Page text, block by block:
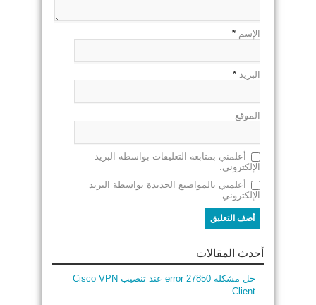
الإسم *
البريد *
الموقع
أعلمني بمتابعة التعليقات بواسطة البريد
الإلكتروني.
أعلمني بالمواضيع الجديدة بواسطة البريد
الإلكتروني.
أحدث المقالات
حل مشكلة error 27850 عند تنصيب Cisco VPN
Client